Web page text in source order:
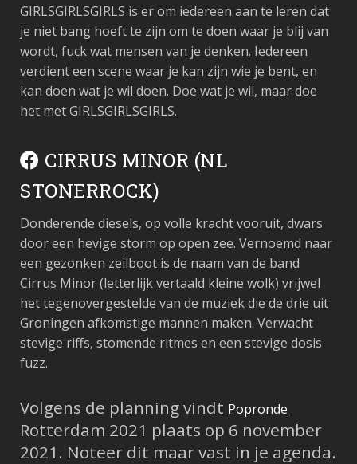
GIRLSGIRLSGIRLS is er om iedereen aan te leren dat
je niet bang hoeft te zijn om te doen waar je blij van
wordt, fuck wat mensen van je denken. Iedereen
verdient een scene waar je kan zijn wie je bent, en
kan doen wat je wil doen. Doe wat je wil, maar doe
het met GIRLSGIRLSGIRLS.
CIRRUS MINOR (NL
STONERROCK)
Donderende diesels, op volle kracht vooruit, dwars
door een hevige storm op open zee. Vernoemd naar
een gezonken zeilboot is de naam van de band
Cirrus Minor (letterlijk vertaald kleine wolk) vrijwel
het tegenovergestelde van de muziek die de drie uit
Groningen afkomstige mannen maken. Verwacht
stevige riffs, stomende ritmes en een stevige dosis
fuzz.
Volgens de planning vindt Popronde
Rotterdam 2021 plaats op 6 november
2021. Noteer dit maar vast in je agenda.